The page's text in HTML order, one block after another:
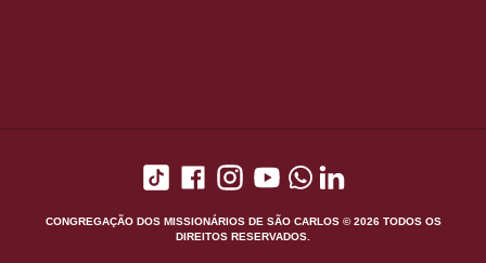
CONGREGAÇÃO DOS MISSIONÁRIOS DE SÃO CARLOS © 2026 TODOS OS
DIREITOS RESERVADOS.